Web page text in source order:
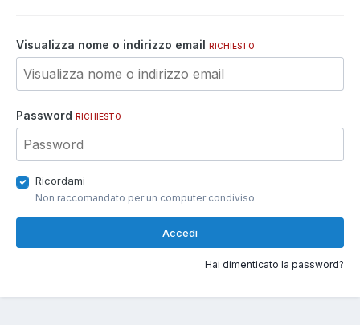
Visualizza nome o indirizzo email RICHIESTO
Password RICHIESTO
Ricordami
Non raccomandato per un computer condiviso
Accedi
Hai dimenticato la password?